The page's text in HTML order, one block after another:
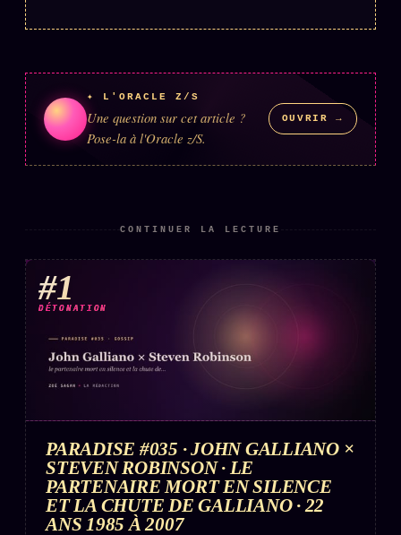
✦ L'ORACLE Z/S
Une question sur cet article ?
Pose-la à l'Oracle z/S.
OUVRIR →
CONTINUER LA LECTURE
#1
DÉTONATION
PARADISE #035 · JOHN GALLIANO ×
STEVEN ROBINSON · LE
PARTENAIRE MORT EN SILENCE
ET LA CHUTE DE GALLIANO · 22
ANS 1985 À 2007